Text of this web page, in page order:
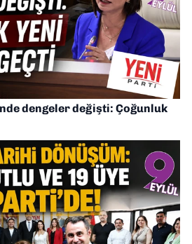
dengeler değişti: Çoğunluk